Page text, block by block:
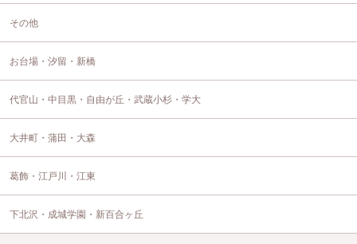
その他
お台場・汐留・新橋
代官山・中目黒・自由が丘・武蔵小杉・学大
大井町・蒲田・大森
葛飾・江戸川・江東
下北沢・成城学園・新百合ヶ丘